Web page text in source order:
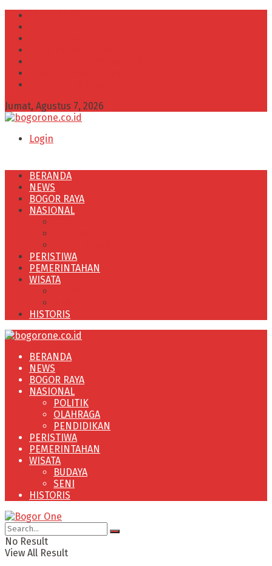
Jumat, Agustus 7, 2026
Login
BERANDA
NEWS
BOGOR RAYA
NASIONAL
PERISTIWA
PEMERINTAHAN
WISATA
HISTORIS
BERANDA
NEWS
BOGOR RAYA
NASIONAL
POLITIK
OLAHRAGA
PENDIDIKAN
PERISTIWA
PEMERINTAHAN
WISATA
BUDAYA
SENI
HISTORIS
No Result
View All Result